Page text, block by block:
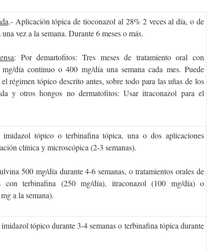
.- Aplicación tópica de tioconazol al 28% 2 veces al día, o de
vez a la semana. Durante 6 meses o más.
: Por demartofitos: Tres meses de tratamiento oral con
día continuo o 400 mg/día una semana cada mes. Puede
régimen tópico descrito antes, sobre todo para las uñas de los
y otros hongos no dermatofitos: Usar itraconazol para el
tópico o terbinafina tópica, una o dos aplicaciones
clínica y microscópica (2-3 semanas).
500 mg/día durante 4-6 semanas, o tratamientos orales de
con terbinafina (250 mg/día), itraconazol (100 mg/día) o
a la semana).
tópico durante 3-4 semanas o terbinafina tópica durante